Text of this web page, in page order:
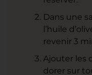
Dans une
l’huile
revenir 3
Ajouter les
dorer sur